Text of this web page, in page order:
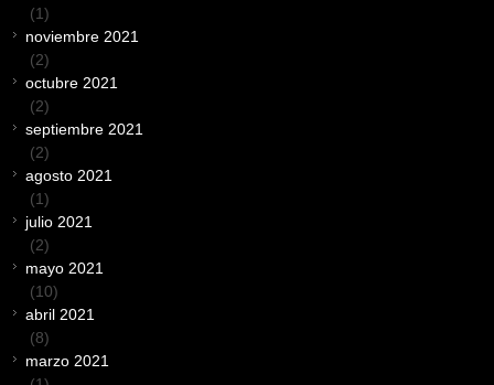
(1)
noviembre 2021
(2)
octubre 2021
(2)
septiembre 2021
(2)
agosto 2021
(1)
julio 2021
(2)
mayo 2021
(10)
abril 2021
(8)
marzo 2021